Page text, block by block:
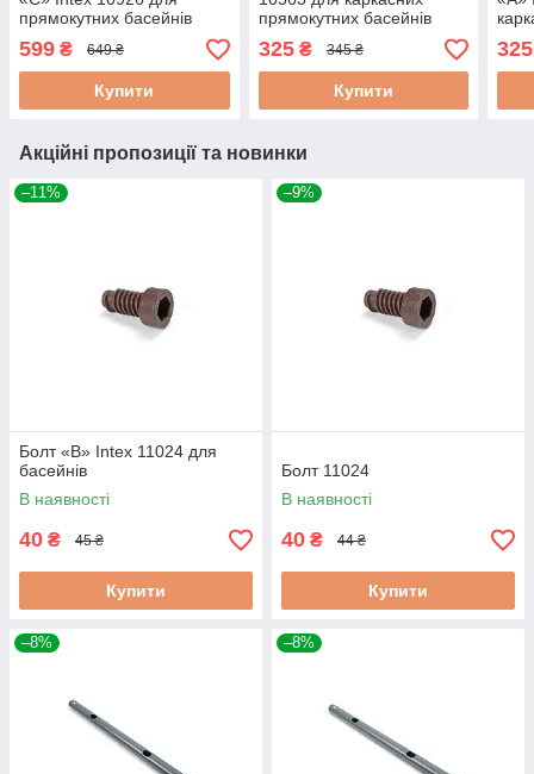
прямокутних басейнів
Rectangular Ultra XTR
Frame (732х366х132 см)
599 ₴ 649 ₴
Купити
прямокутних басейнів
Small Fram (28272)
325₴ 345 ₴
Купити
325
Акційні пропозиції та новинки
–11%
Болт «B» Intex 11024 для
басейнів
В наявності
40 ₴ 45 ₴
Купити
–9%
Болт 11024
В наявності
40 ₴ 44 ₴
Купити
–8% –8%